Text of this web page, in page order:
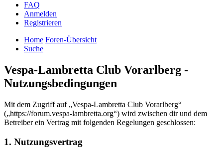
FAQ
Anmelden
Registrieren
Home Foren-Übersicht
Suche
Vespa-Lambretta Club Vorarlberg -
Nutzungsbedingungen
Mit dem Zugriff auf „Vespa-Lambretta Club Vorarlberg“
(„https://forum.vespa-lambretta.org“) wird zwischen dir und dem
Betreiber ein Vertrag mit folgenden Regelungen geschlossen:
1. Nutzungsvertrag